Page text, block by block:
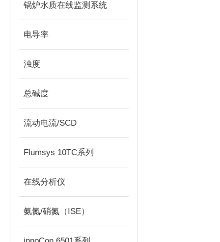
锅炉水质在线监测系统
电导率
浊度
总碱度
流动电流/SCD
Flumsys 10TC系列
在线分析仪
氨氮/硝氮（ISE）